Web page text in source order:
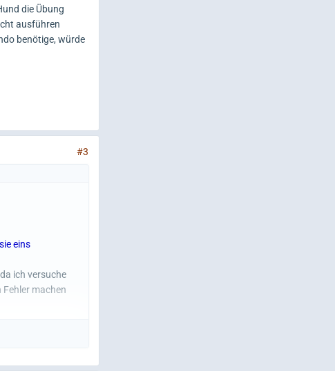
die Übung
ausführen
benötige, würde
#3
eins
ich versuche
machen